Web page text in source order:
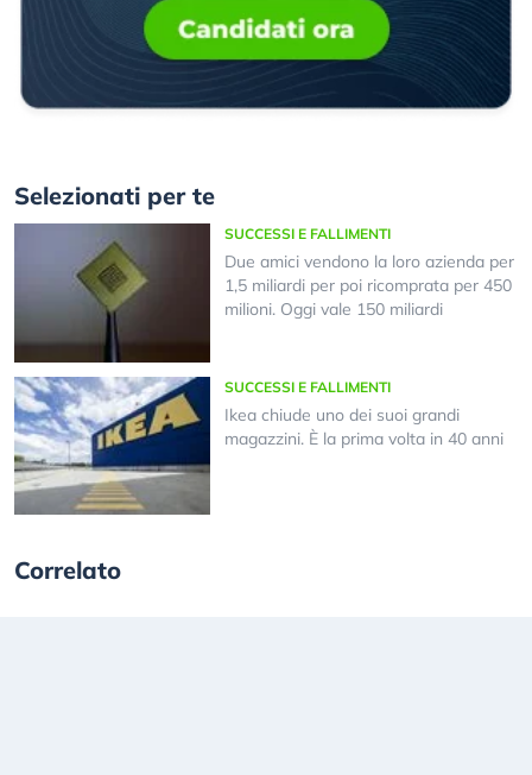
Selezionati per te
SUCCESSI E FALLIMENTI
Due amici vendono la loro azienda per
1,5 miliardi per poi ricomprata per 450
milioni. Oggi vale 150 miliardi
SUCCESSI E FALLIMENTI
Ikea chiude uno dei suoi grandi
magazzini. È la prima volta in 40 anni
Correlato